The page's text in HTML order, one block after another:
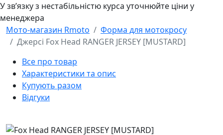
У звʼязку з нестабільністю курса уточнюйте ціни у
менеджера
Мото-магазин Rmoto
Форма для мотокросу
Джерсі Fox Head RANGER JERSEY [MUSTARD]
Все про товар
Характеристики та опис
Купують разом
Відгуки